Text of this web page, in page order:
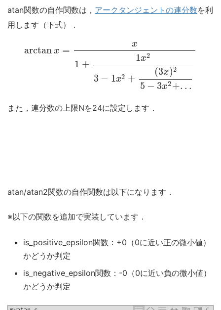
atan関数の自作関数は， アークタンジェントの連分数を利
用します（下式）．
arctan x =
x
1 +
1x2
3 − 1x2 +
(3x)2
5 − 3x2+. . .
また，連分数の上限Nを24に設定します．
atan/atan2関数の自作関数は以下になります．
※以下の関数を追加で実装しています．
is_positive_epsilon関数：+0（0に近い正の微小値）
かどうか判定
is_negative_epsilon関数：-0（0に近い負の微小値）
かどうか判定